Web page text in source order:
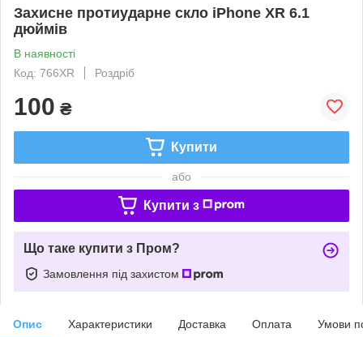
Захисне протиударне скло iPhone XR 6.1
дюймів
В наявності
Код: 766XR
Роздріб
100 ₴
Купити
або
Купити з
Що таке купити з Пром?
Замовлення під захистом
Опис Характеристики Доставка Оплата Умови